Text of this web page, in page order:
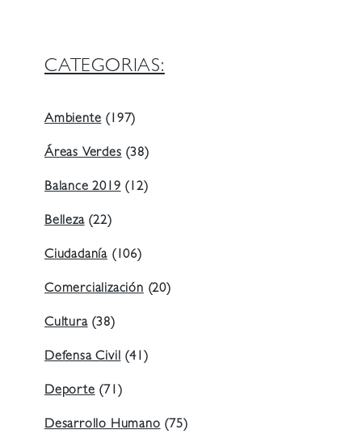
CATEGORIAS:
Ambiente(197)
Áreas Verdes(38)
Balance 2019(12)
Belleza(22)
Ciudadanía (106)
Comercialización(20)
Cultura(38)
Defensa Civil(41)
Deporte(71)
Desarrollo Humano(75)